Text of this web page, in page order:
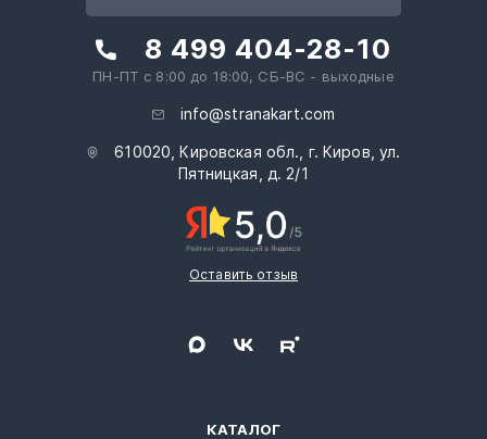
КАТАЛОГ
8 499 404-28-10
ПН-ПТ с 8:00 до 18:00, СБ-ВС - выходные
info@stranakart.com
610020, Кировская обл., г. Киров, ул.
Пятницкая, д. 2/1
Оставить отзыв